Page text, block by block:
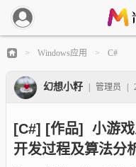
> Windows应用 > C#
幻想小籽 管理员
[C#] [作品] 小游
开发过程及算法分